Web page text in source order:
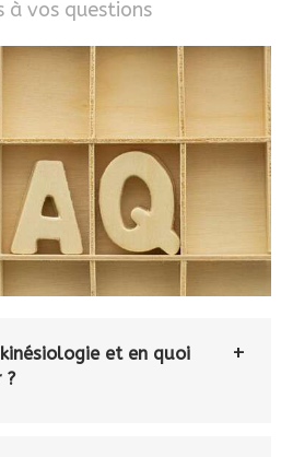
à vos questions
et en quoi
?